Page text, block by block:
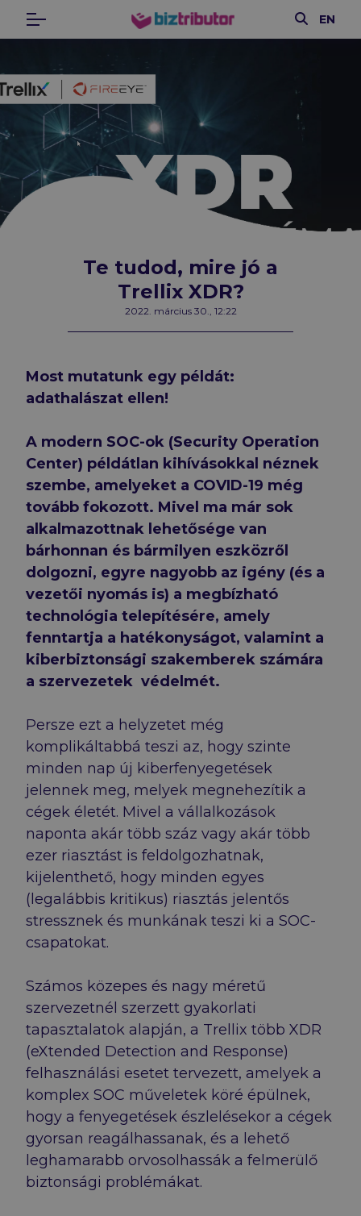
Menü
biztributor Keresés
EN
Te tudod, mire jó a
Trellix XDR?
2022. március 30., 12:22
Most mutatunk egy példát:
adathalászat ellen!
A modern SOC-ok (Security Operation
Center) példátlan kihívásokkal néznek
szembe, amelyeket a COVID-19 még
tovább fokozott. Mivel ma már sok
alkalmazottnak lehetősége van
bárhonnan és bármilyen eszközről
dolgozni, egyre nagyobb az igény (és a
vezetői nyomás is) a megbízható
technológia telepítésére, amely
fenntartja a hatékonyságot, valamint a
kiberbiztonsági szakemberek számára
a szervezetek védelmét.
Persze ezt a helyzetet még
komplikáltabbá teszi az, hogy szinte
minden nap új kiberfenyegetések
jelennek meg, melyek megnehezítik a
cégek életét. Mivel a vállalkozások
naponta akár több száz vagy akár több
ezer riasztást is feldolgozhatnak,
kijelenthető, hogy minden egyes
(legalábbis kritikus) riasztás jelentős
stressznek és munkának teszi ki a SOC-
csapatokat.
Számos közepes és nagy méretű
szervezetnél szerzett gyakorlati
tapasztalatok alapján, a Trellix több XDR
(eXtended Detection and Response)
felhasználási esetet tervezett, amelyek a
komplex SOC műveletek köré épülnek,
hogy a fenyegetések észlelésekor a cégek
gyorsan reagálhassanak, és a lehető
leghamarabb orvosolhassák a felmerülő
biztonsági problémákat.